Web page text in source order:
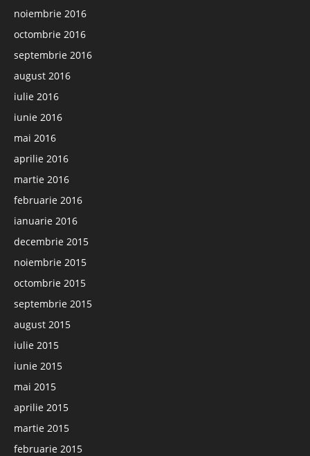
noiembrie 2016
octombrie 2016
septembrie 2016
august 2016
iulie 2016
iunie 2016
mai 2016
aprilie 2016
martie 2016
februarie 2016
ianuarie 2016
decembrie 2015
noiembrie 2015
octombrie 2015
septembrie 2015
august 2015
iulie 2015
iunie 2015
mai 2015
aprilie 2015
martie 2015
februarie 2015